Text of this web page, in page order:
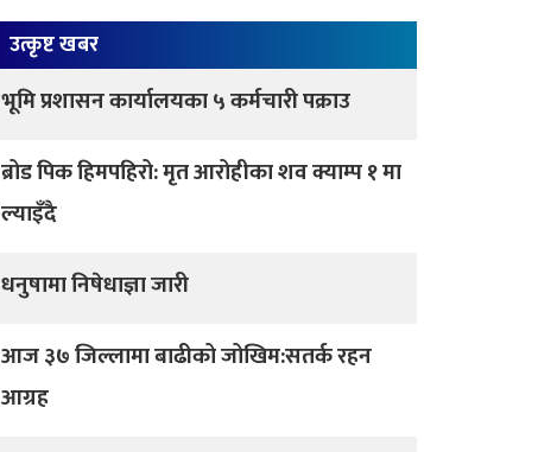
उत्कृष्ट खबर
भूमि प्रशासन कार्यालयका ५ कर्मचारी पक्राउ
ब्रोड पिक हिमपहिरो: मृत आरोहीका शव क्याम्प १ मा
ल्याइँदै
धनुषामा निषेधाज्ञा जारी
आज ३७ जिल्लामा बाढीको जोखिम:सतर्क रहन
आग्रह